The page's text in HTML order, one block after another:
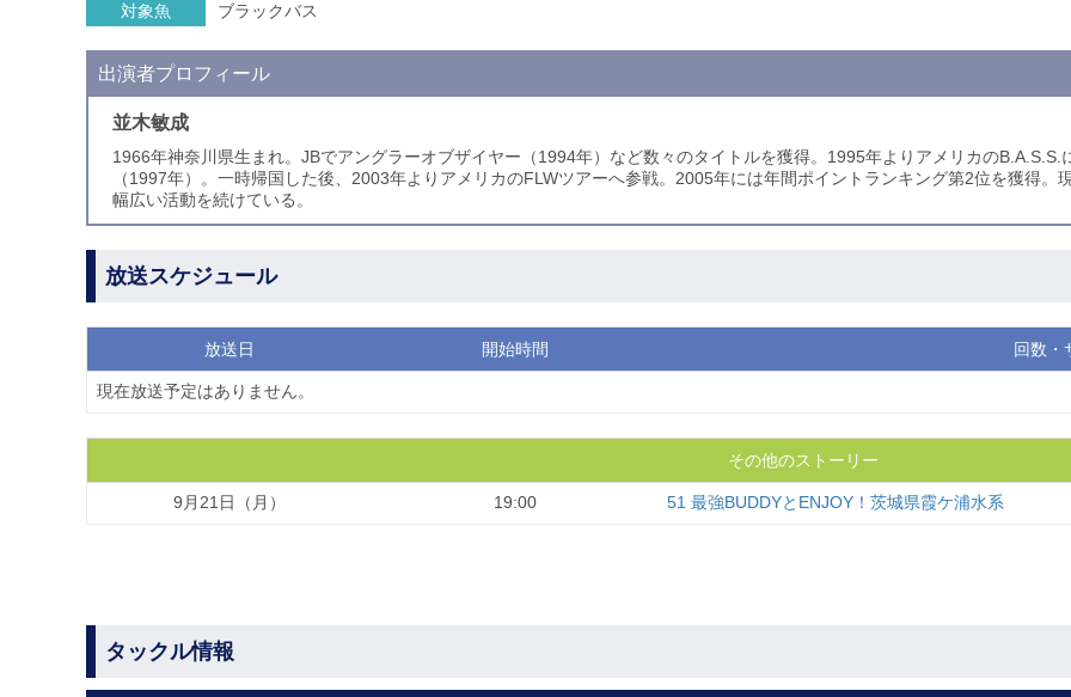
対象魚 ブラックバス
出演者プロフィール
並木敏成
1966年神奈川県生まれ。JBでアングラーオブザイヤー（1994年）など数々のタイトルを獲得。1995年よりアメリカの
（1997年）。一時帰国した後、2003年よりアメリカのFLWツアーへ参戦。2005年には年間ポイントランキング第2位を獲得
幅広い活動を続けている。
放送スケジュール
放送日 開始時間 回数・
現在放送予定はありません。
その他のストーリー
9月21日（月） 19:00 51 最強BUDDYとENJOY！茨城県霞ケ浦水系
タックル情報